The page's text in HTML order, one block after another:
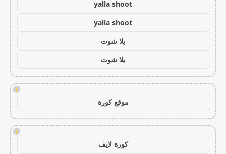
yalla shoot
yalla shoot
يلا شوت
يلا شوت
!
موقع كورة
!
كورة لايف